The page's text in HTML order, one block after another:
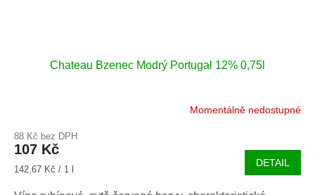
Chateau Bzenec Modrý Portugal 12% 0,75l
Momentálně nedostupné
88 Kč bez DPH
107 Kč
Měrná
142,67 Kč / 1 l
DETAIL